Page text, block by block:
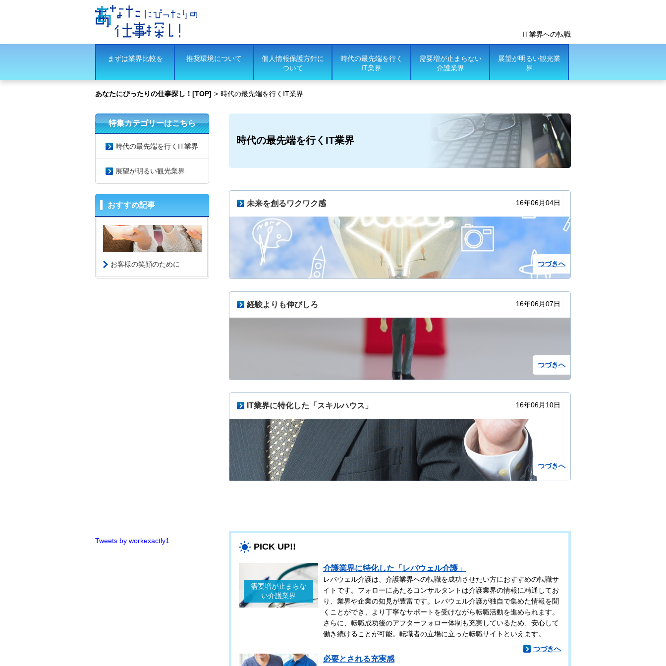
IT業界への転職
まずは業界比較を 推奨環境について
個人情報保護方針に
ついて
時代の最先端を行く
IT業界
需要増が止まらない
介護業界
展望が明るい観光業
界
あなたにぴったりの仕事探し！[TOP] > 時代の最先端を行くIT業界
時代の最先端を行くIT業界
未来を創るワクワク感 16年06月04日
つづきへ
経験よりも伸びしろ 16年06月07日
つづきへ
IT業界に特化した「スキルハウス」 16年06月10日
つづきへ
PICK UP!!
需要増が止まらな
い介護業界
介護業界に特化した「レバウェル介護」
レバウェル介護は、介護業界への転職を成功させたい方におすすめの転職サ
イトです。フォローにあたるコンサルタントは介護業界の情報に精通してお
り、業界や企業の知見が豊富です。レバウェル介護が独自で集めた情報を聞
くことができ、より丁寧なサポートを受けながら転職活動を進められます。
さらに、転職成功後のアフターフォロー体制も充実しているため、安心して
働き続けることが可能。転職者の立場に立った転職サイトといえます。
つづきへ
必要とされる充実感
特集カテゴリーはこちら
時代の最先端を行くIT業界
展望が明るい観光業界
おすすめ記事
お客様の笑顔のために
Tweets by workexactly1